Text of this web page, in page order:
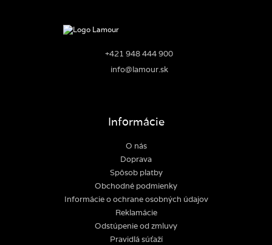
+421 948 444 900
info@lamour.sk
Informácie
O nás
Doprava
Spôsob platby
Obchodné podmienky
Informácie o ochrane osobných údajov
Reklamácie
Odstúpenie od zmluvy
Pravidlá súťaží